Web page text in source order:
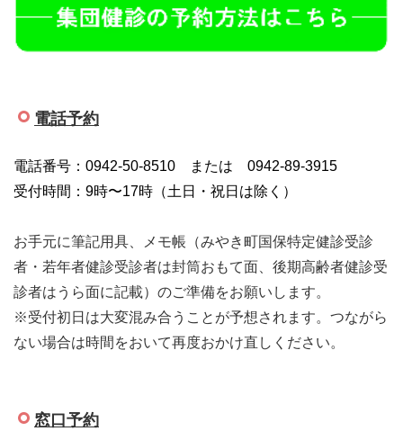
電話予約
電話番号： 0942-50-8510 または 0942-89-3915
受付時間：9時〜17時（土日・祝日は除く）
お手元に筆記用具、メモ帳（みやき町国保特定健診受診
者・若年者健診受診者は封筒おもて面、後期高齢者健診受
診者はうら面に記載）のご準備をお願いします。
※受付初日は大変混み合うことが予想されます。つながら
ない場合は時間をおいて再度おかけ直しください。
窓口予約